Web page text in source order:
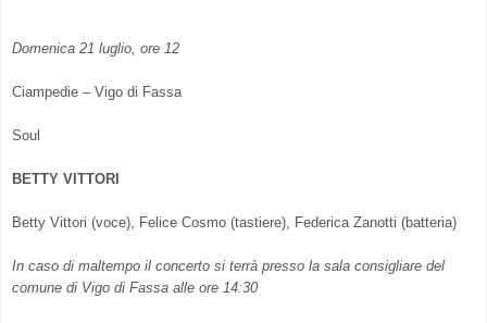
Domenica 21 luglio, ore 12
Ciampedie – Vigo di Fassa
Soul
BETTY VITTORI
Betty Vittori (voce), Felice Cosmo (tastiere), Federica Zanotti (batteria)
In caso di maltempo il concerto si terrà presso la sala consigliare del
comune di Vigo di Fassa alle ore 14:30